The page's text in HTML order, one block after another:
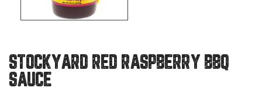
STOCKYARD RED RASPBERRY BBQ
SAUCE